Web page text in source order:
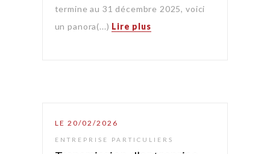
termine au 31 décembre 2025, voici
un panora(...) Lire plus
LE 20/02/2026
ENTREPRISE PARTICULIERS